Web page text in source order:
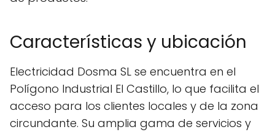
Características y ubicación
Electricidad Dosma SL se encuentra en el
Polígono Industrial El Castillo, lo que facilita el
acceso para los clientes locales y de la zona
circundante. Su amplia gama de servicios y